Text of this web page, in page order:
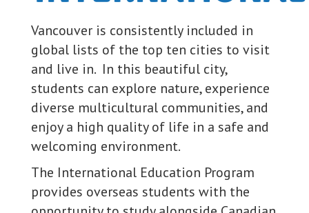
Vancouver is consistently included in
global lists of the top ten cities to visit
and live in. In this beautiful city,
students can explore nature, experience
diverse multicultural communities, and
enjoy a high quality of life in a safe and
welcoming environment.
The International Education Program
provides overseas students with the